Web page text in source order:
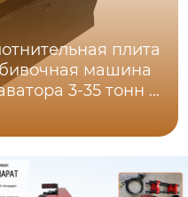
плита
машина
3-35 тонн …